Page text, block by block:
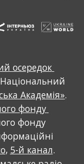
осередок
Академія».
фонду
і Міжнародного фонду
, 5-й канал.